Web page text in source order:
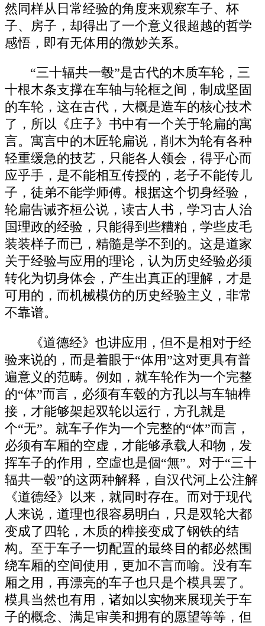
然同样从日常经验的角度来观察车子、杯
子、房子，却得出了一个意义很超越的哲学
感悟，即有无体用的微妙关系。
“三十辐共一毂”是古代的木质车轮，三
十根木条支撑在车轴与轮框之间，制成坚固
的车轮，这在古代，大概是造车的核心技术
了，所以《庄子》书中有一个关于轮扁的寓
言。寓言中的木匠轮扁说，削木为轮有各种
轻重缓急的技艺，只能各人领会，得乎心而
应乎手，是不能相互传授的，老子不能传儿
子，徒弟不能学师傅。根据这个切身经验，
轮扁告诫齐桓公说，读古人书，学习古人治
国理政的经验，只能得到些糟粕，学些皮毛
装装样子而已，精髓是学不到的。这是道家
关于经验与应用的理论，认为历史经验必须
转化为切身体会，产生出真正的理解，才是
可用的，而机械模仿的历史经验主义，非常
不靠谱。
《道德经》也讲应用，但不是相对于经
验来说的，而是着眼于“体用”这对更具有普
遍意义的范畴。例如，就车轮作为一个完整
的“体”而言，必须有车毂的方孔以与车轴榫
接，才能够架起双轮以运行，方孔就是
个“无”。就车子作为一个完整的“体”而言，
必须有车厢的空虚，才能够承载人和物，发
挥车子的作用，空虛也是個“無”。对于“三十
辐共一毂”的这两种解释，自汉代河上公注解
《道德经》以来，就同时存在。而对于现代
人来说，道理也很容易明白，只是双轮大都
变成了四轮，木质的榫接变成了钢铁的结
构。至于车子一切配置的最终目的都必然围
绕车厢的空间使用，更加不言而喻。没有车
厢之用，再漂亮的车子也只是个模具罢了。
模具当然也有用，诸如以实物来展现关于车
子的概念、满足审美和拥有的愿望等等，但